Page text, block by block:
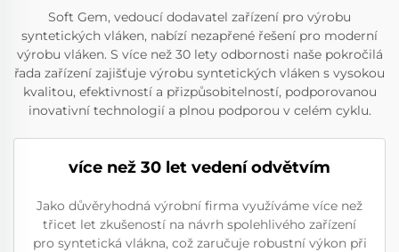
Soft Gem, vedoucí dodavatel zařízení pro výrobu
syntetických vláken, nabízí nezapřené řešení pro moderní
výrobu vláken. S více než 30 lety odbornosti naše pokročilá
řada zařízení zajišťuje výrobu syntetických vláken s vysokou
kvalitou, efektivností a přizpůsobitelností, podporovanou
inovativní technologií a plnou podporou v celém cyklu.
více než 30 let vedení odvětvím
Jako důvěryhodná výrobní firma využíváme více než
třicet let zkušeností na návrh spolehlivého zařízení
pro syntetická vlákna, což zaručuje robustní výkon při